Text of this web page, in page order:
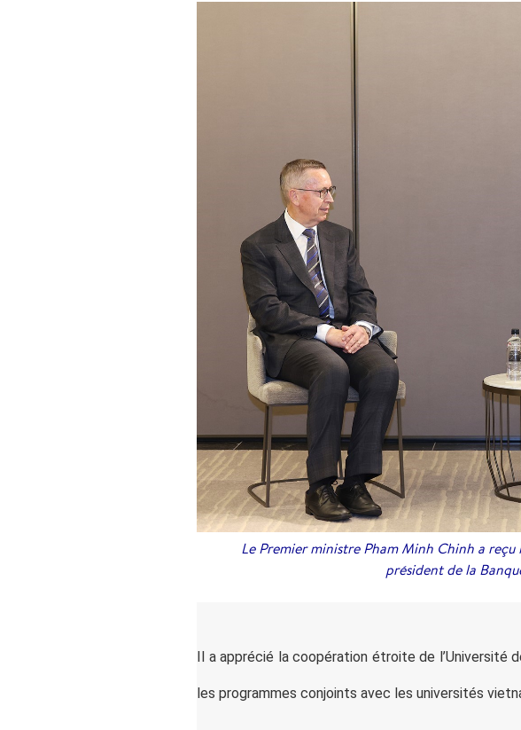
Le Premier ministre Pham Minh Chinh a
président de la
Il a apprécié la coopération étroite de l’Université
les programmes conjoints avec les universités